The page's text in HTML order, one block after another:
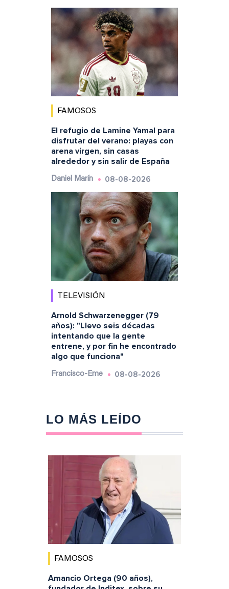
FAMOSOS
El refugio de Lamine Yamal para
disfrutar del verano: playas con
arena virgen, sin casas
alrededor y sin salir de España
Daniel Marín 08-08-2026
TELEVISIÓN
Arnold Schwarzenegger (79
años): "Llevo seis décadas
intentando que la gente
entrene, y por fin he encontrado
algo que funciona"
Francisco-Eme 08-08-2026
LO MÁS LEÍDO
FAMOSOS
Amancio Ortega (90 años),